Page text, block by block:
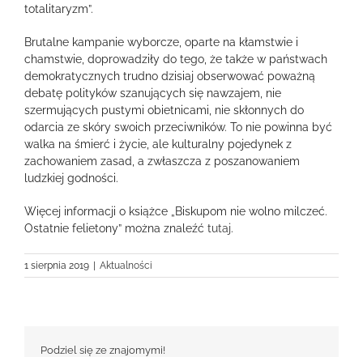
totalitaryzm”.
Brutalne kampanie wyborcze, oparte na kłamstwie i
chamstwie, doprowadziły do tego, że także w państwach
demokratycznych trudno dzisiaj obserwować poważną
debatę polityków szanujących się nawzajem, nie
szermujących pustymi obietnicami, nie skłonnych do
odarcia ze skóry swoich przeciwników. To nie powinna być
walka na śmierć i życie, ale kulturalny pojedynek z
zachowaniem zasad, a zwłaszcza z poszanowaniem
ludzkiej godności.
Więcej informacji o książce „Biskupom nie wolno milczeć.
Ostatnie felietony” można znaleźć tutaj.
1 sierpnia 2019 Aktualności
Podziel się ze znajomymi!